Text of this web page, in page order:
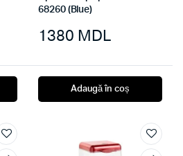
68260 (Blue)
1380 MDL
Adaugă în coș